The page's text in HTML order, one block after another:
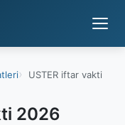
USTER iftar vakti
2026